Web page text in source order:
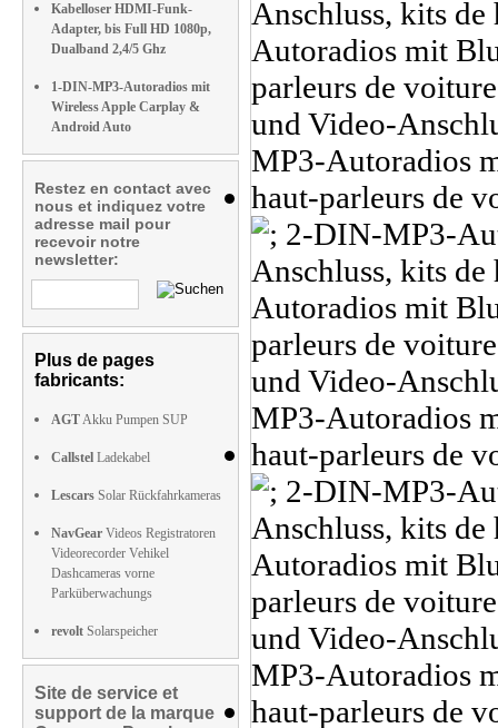
Kabelloser HDMI-Funk-
Adapter, bis Full HD 1080p,
Dualband 2,4/5 Ghz
1-DIN-MP3-Autoradios mit
Wireless Apple Carplay &
Android Auto
Restez en contact avec
nous et indiquez votre
adresse mail pour
recevoir notre
newsletter:
Plus de pages
fabricants:
AGTAkku Pumpen SUP
Callstel Ladekabel
Lescars Solar Rückfahrkameras
NavGear Videos Registratoren
Videorecorder Vehikel
Dashcameras vorne
Parküberwachungs
revolt Solarspeicher
Site de service et
support de la marque